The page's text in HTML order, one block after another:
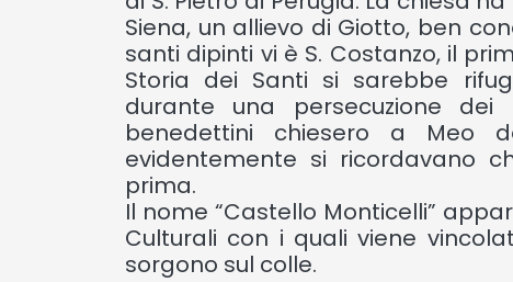
Siena, un allievo di Giotto, ben
santi dipinti vi è S. Costanzo, il
Storia dei Santi si sarebbe
durante una persecuzione
benedettini chiesero a Meo
evidentemente si ricordavano
prima.
Il nome “Castello Monticelli”
Culturali con i quali viene
sorgono sul colle.